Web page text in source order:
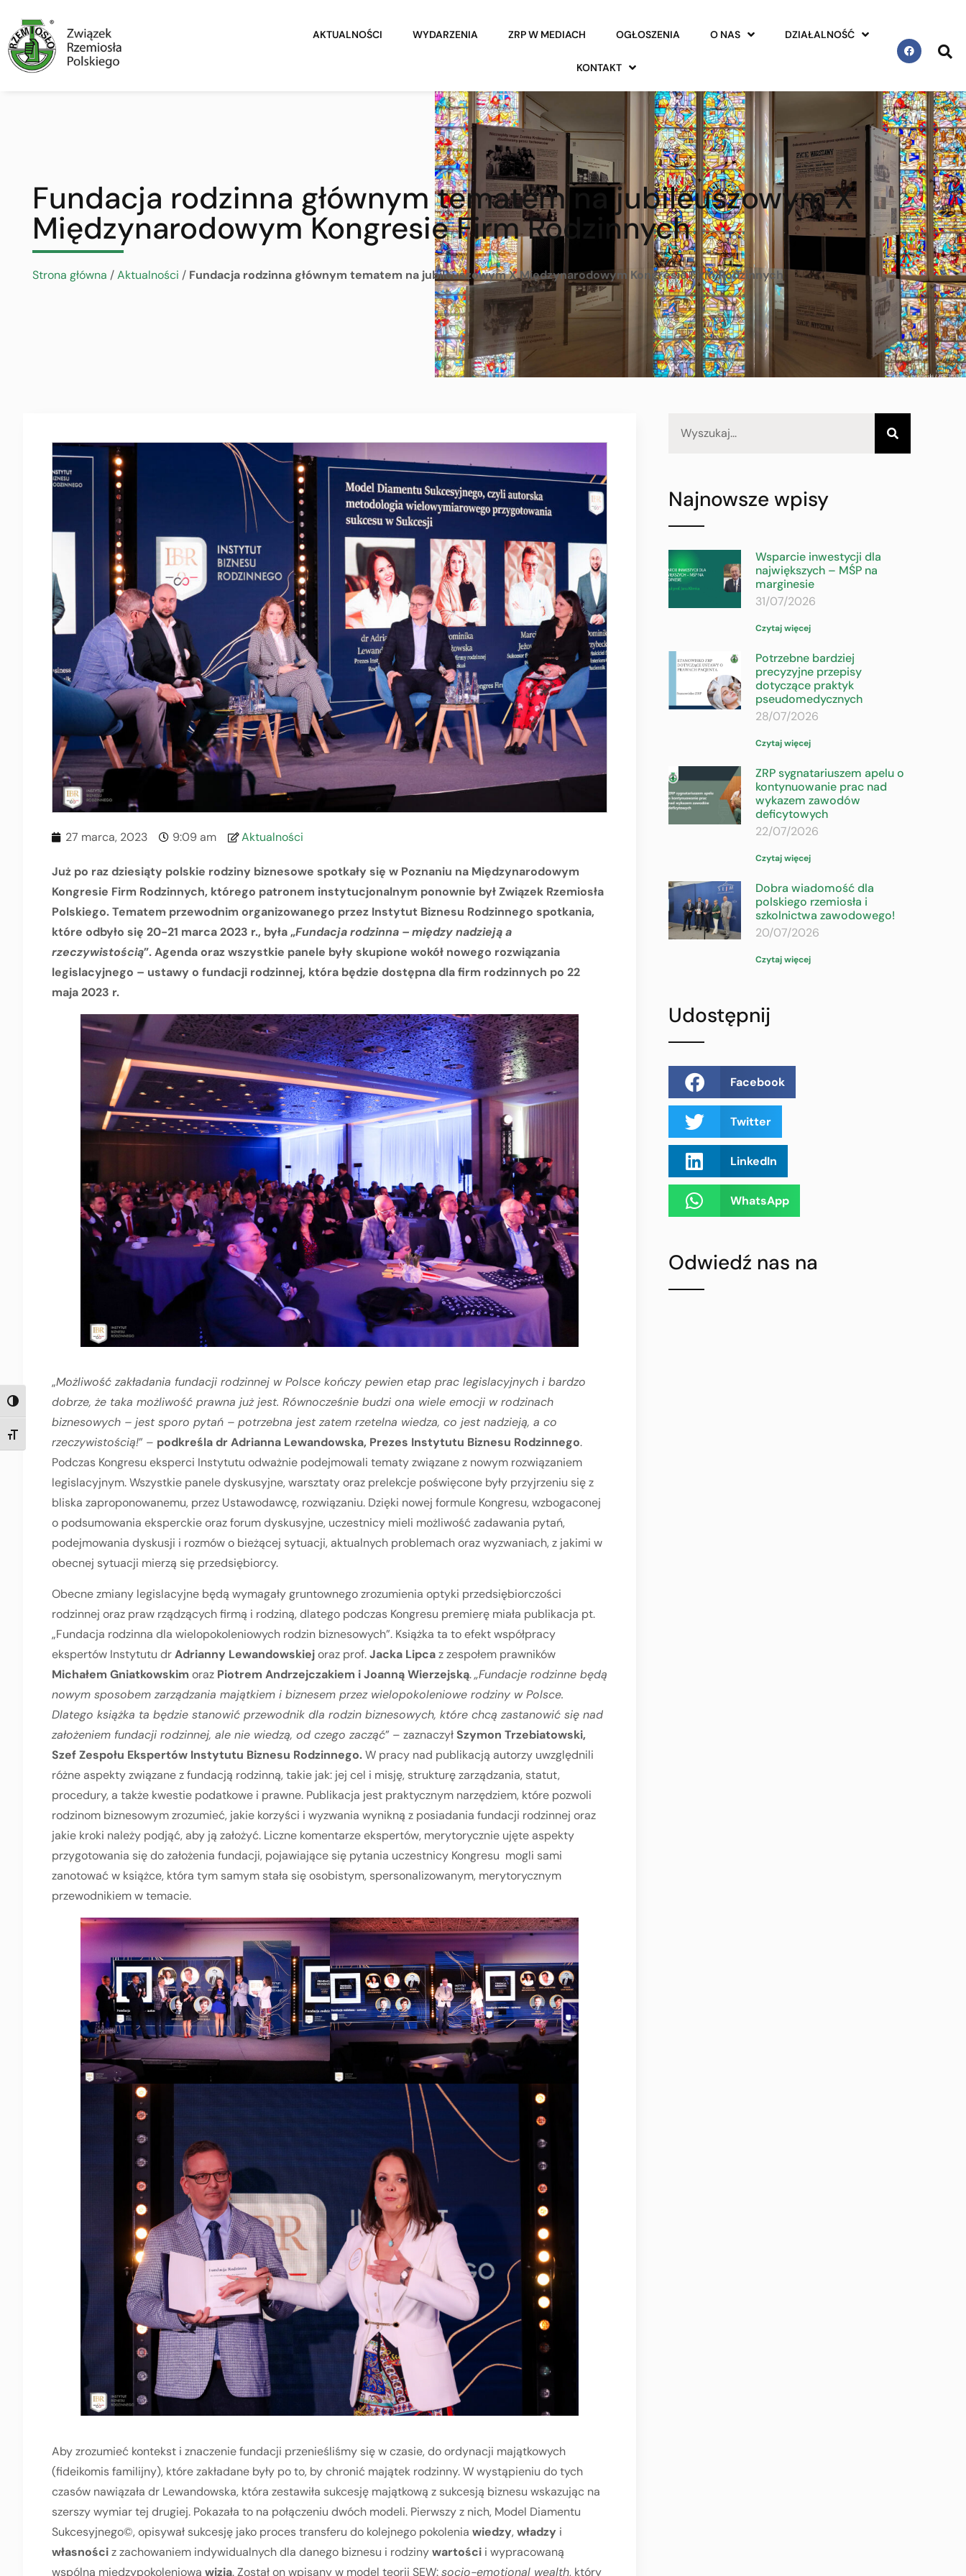
TOGGLE HIGH CONTRAST
TOGGLE FONT SIZE
AKTUALNOŚCI WYDARZENIA ZRP W MEDIACH OGŁOSZENIA O NAS DZIAŁALNOŚĆ
KONTAKT
Fundacja rodzinna głównym tematem na jubileuszowym X
Międzynarodowym Kongresie Firm Rodzinnych
Strona główna /Aktualności / Fundacja rodzinna głównym tematem na jubileuszowym X Międzynarodowym Kongresie Firm Rodzinnych
27 marca, 2023 9:09 am Aktualności
Już po raz dziesiąty polskie rodziny biznesowe spotkały się w Poznaniu na Międzynarodowym
Kongresie Firm Rodzinnych, którego patronem instytucjonalnym ponownie był Związek Rzemiosła
Polskiego. Tematem przewodnim organizowanego przez Instytut Biznesu Rodzinnego spotkania,
które odbyło się 20-21 marca 2023 r., była „Fundacja rodzinna – między nadzieją a
rzeczywistością”. Agenda oraz wszystkie panele były skupione wokół nowego rozwiązania
legislacyjnego – ustawy o fundacji rodzinnej, która będzie dostępna dla firm rodzinnych po 22
maja 2023 r.
„Możliwość zakładania fundacji rodzinnej w Polsce kończy pewien etap prac legislacyjnych i bardzo
dobrze, że taka możliwość prawna już jest. Równocześnie budzi ona wiele emocji w rodzinach
biznesowych – jest sporo pytań – potrzebna jest zatem rzetelna wiedza, co jest nadzieją, a co
rzeczywistością!” – podkreśla dr Adrianna Lewandowska, Prezes Instytutu Biznesu Rodzinnego.
Podczas Kongresu eksperci Instytutu odważnie podejmowali tematy związane z nowym rozwiązaniem
legislacyjnym. Wszystkie panele dyskusyjne, warsztaty oraz prelekcje poświęcone były przyjrzeniu się z
bliska zaproponowanemu, przez Ustawodawcę, rozwiązaniu. Dzięki nowej formule Kongresu, wzbogaconej
o podsumowania eksperckie oraz forum dyskusyjne, uczestnicy mieli możliwość zadawania pytań,
podejmowania dyskusji i rozmów o bieżącej sytuacji, aktualnych problemach oraz wyzwaniach, z jakimi w
obecnej sytuacji mierzą się przedsiębiorcy.
Obecne zmiany legislacyjne będą wymagały gruntownego zrozumienia optyki przedsiębiorczości
rodzinnej oraz praw rządzących firmą i rodziną, dlatego podczas Kongresu premierę miała publikacja pt.
„Fundacja rodzinna dla wielopokoleniowych rodzin biznesowych”. Książka ta to efekt współpracy
ekspertów Instytutu drAdrianny Lewandowskiejoraz prof.Jacka Lipcaz zespołem prawników
Michałem Gniatkowskim oraz Piotrem Andrzejczakiem i Joanną Wierzejską.„Fundacje rodzinne będą
nowym sposobem zarządzania majątkiem i biznesem przez wielopokoleniowe rodziny w Polsce.
Dlatego książka ta będzie stanowić przewodnik dla rodzin biznesowych, które chcą zastanowić się nad
założeniem fundacji rodzinnej, ale nie wiedzą, od czego zacząć” – zaznaczyłSzymon Trzebiatowski,
Szef Zespołu Ekspertów Instytutu Biznesu Rodzinnego.W pracy nad publikacją autorzy uwzględnili
różne aspekty związane z fundacją rodzinną, takie jak: jej cel i misję, strukturę zarządzania, statut,
procedury, a także kwestie podatkowe i prawne. Publikacja jest praktycznym narzędziem, które pozwoli
rodzinom biznesowym zrozumieć, jakie korzyści i wyzwania wynikną z posiadania fundacji rodzinnej oraz
jakie kroki należy podjąć, aby ją założyć. Liczne komentarze ekspertów, merytorycznie ujęte aspekty
przygotowania się do założenia fundacji, pojawiające się pytania uczestnicy Kongresu mogli sami
zanotować w książce, która tym samym stała się osobistym, spersonalizowanym, merytorycznym
przewodnikiem w temacie.
Aby zrozumieć kontekst i znaczenie fundacji przenieśliśmy się w czasie, do ordynacji majątkowych
(fideikomis familijny), które zakładane były po to, by chronić majątek rodzinny. W wystąpieniu do tych
czasów nawiązała dr Lewandowska, która zestawiła sukcesję majątkową z sukcesją biznesu wskazując na
szerszy wymiar tej drugiej. Pokazała to na połączeniu dwóch modeli. Pierwszy z nich, Model Diamentu
Sukcesyjnego©, opisywał sukcesję jako proces transferu do kolejnego pokolenia wiedzy,władzy i
własnościz zachowaniem indywidualnych dla danego biznesu i rodzinywartości i wypracowaną
wspólną międzypokoleniową wizją. Został on wpisany w model teorii SEW:socio-emotional wealth, który
Najnowsze wpisy
Wsparcie inwestycji dla
największych – MŚP na
marginesie
31/07/2026
Czytaj więcej
Potrzebne bardziej
precyzyjne przepisy
dotyczące praktyk
pseudomedycznych
28/07/2026
Czytaj więcej
ZRP sygnatariuszem apelu o
kontynuowanie prac nad
wykazem zawodów
deficytowych
22/07/2026
Czytaj więcej
Dobra wiadomość dla
polskiego rzemiosła i
szkolnictwa zawodowego!
20/07/2026
Czytaj więcej
Udostępnij
Facebook
Twitter
LinkedIn
WhatsApp
Odwiedź nas na